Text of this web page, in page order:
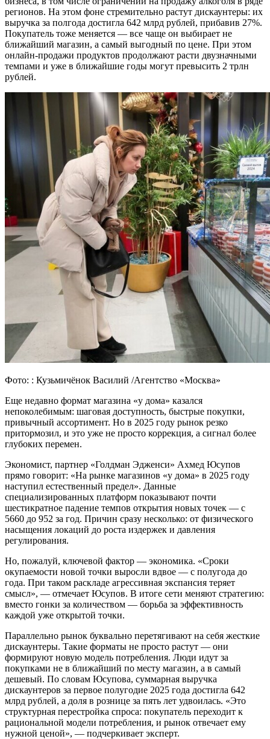
регионов. На этом фоне стремительно растут дискаунтеры: их
выручка за полгода достигла 642 млрд рублей, прибавив 27%.
Покупатель тоже меняется — все чаще он выбирает не
ближайший магазин, а самый выгодный по цене. При этом
онлайн-продажи продуктов продолжают расти двузначными
темпами и уже в ближайшие годы могут превысить 2 трлн
рублей.
Фото: : Кузьмичёнок Василий /Агентство «Москва»
Еще недавно формат магазина «у дома» казался
непоколебимым: шаговая доступность, быстрые покупки,
привычный ассортимент. Но в 2025 году рынок резко
притормозил, и это уже не просто коррекция, а сигнал более
глубоких перемен.
Экономист, партнер «Голдман Эдженси» Ахмед Юсупов
прямо говорит: «На рынке магазинов «у дома» в 2025 году
наступил естественный предел». Данные
специализированных платформ показывают почти
шестикратное падение темпов открытия новых точек — с
5660 до 952 за год. Причин сразу несколько: от физического
насыщения локаций до роста издержек и давления
регулирования.
Но, пожалуй, ключевой фактор — экономика. «Сроки
окупаемости новой точки выросли вдвое — с полугода до
года. При таком раскладе агрессивная экспансия теряет
смысл», — отмечает Юсупов. В итоге сети меняют стратегию:
вместо гонки за количеством — борьба за эффективность
каждой уже открытой точки.
Параллельно рынок буквально перетягивают на себя жесткие
дискаунтеры. Такие форматы не просто растут — они
формируют новую модель потребления. Люди идут за
покупками не в ближайший по месту магазин, а в самый
дешевый. По словам Юсупова, суммарная выручка
дискаунтеров за первое полугодие 2025 года достигла 642
млрд рублей, а доля в рознице за пять лет удвоилась. «Это
структурная перестройка спроса: покупатель переходит к
рациональной модели потребления, и рынок отвечает ему
нужной ценой», — подчеркивает эксперт.